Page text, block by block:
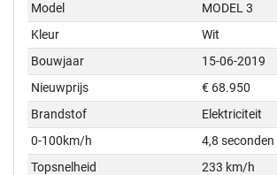
Model
MODEL 3
Kleur
Wit
Bouwjaar
15-06-2019
Nieuwprijs
€ 68.950
Brandstof
Elektriciteit
0-100km/h
4,8 seconden
Topsnelheid
233 km/h